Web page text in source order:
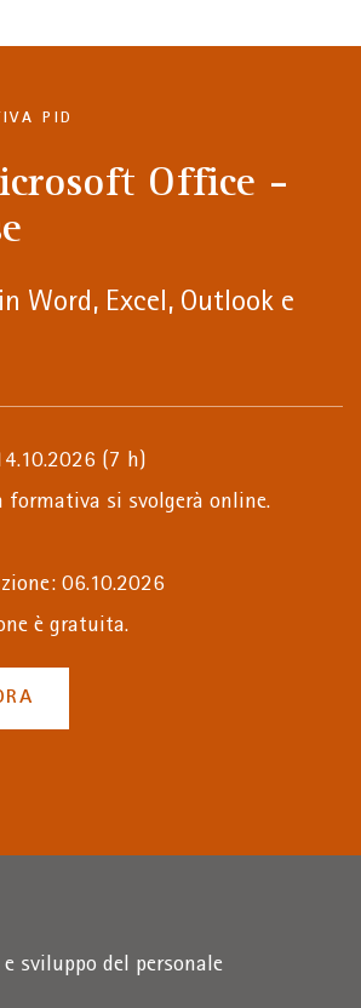
PID
Office -
Word, Excel, Outlook e
(7 h)
formativa si svolgerà online.
06.10.2026
è gratuita.
sviluppo del personale